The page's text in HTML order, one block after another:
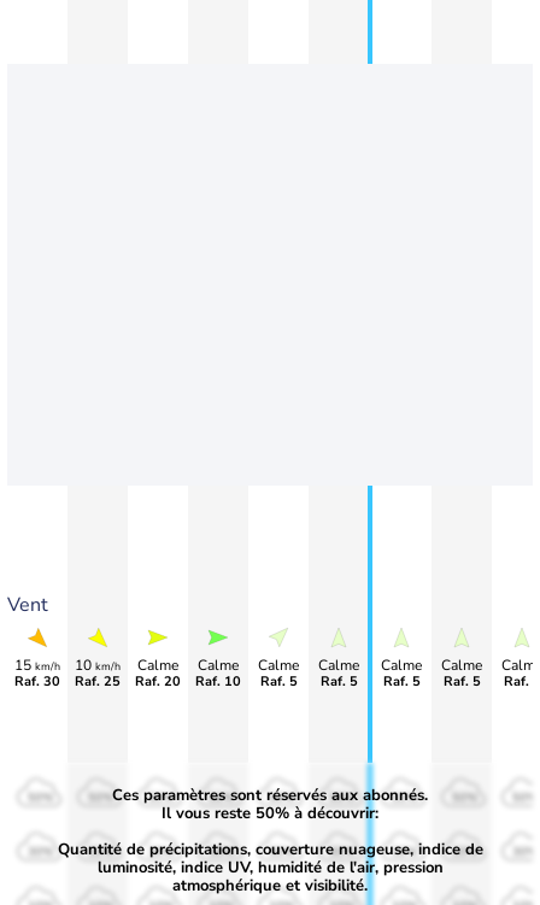
Vent
15 km/h
Raf. 30
10 km/h
Raf. 25
Calme
Raf. 20
Calme
Raf. 10
Calme
Raf. 5
Calme
Raf. 5
Calme
Raf. 5
Calme
Raf. 5 Raf. 5
50%
30%
50%
30%
50%
30%
50%
30%
50%
30%
50%
30%
50%
30% 30% 30%
Ces paramètres sont réservés aux abonnés.
Il vous reste 50% à découvrir:
Quantité de précipitations, couverture nuageuse, indice de
luminosité, indice UV, humidité de l'air, pression
atmosphérique et visibilité.